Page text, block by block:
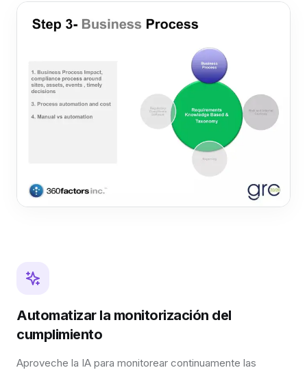
Automatizar la monitorización del
cumplimiento
Aproveche la IA para monitorear continuamente las